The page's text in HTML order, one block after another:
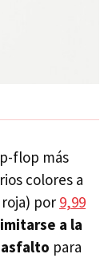
flop más
colores a
por 9,99
a la
para